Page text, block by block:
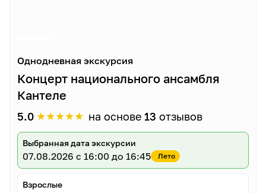
Однодневная экскурсия
Концерт национального ансамбля
Кантеле
5.0 ★★★★★ на основе 13 отзывов
Выбранная дата экскурсии
07.08.2026 с 16:00 до 16:45 Лето
Взрослые